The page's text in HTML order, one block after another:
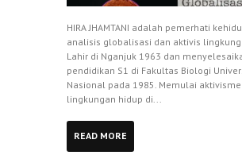
HIRA JHAMTANI adalah pemerhati
analisis globalisasi dan aktivis
Lahir di Nganjuk 1963 dan
pendidikan S1 di Fakultas Biologi
Nasional pada 1985. Memulai
lingkungan hidup di...
READ MORE